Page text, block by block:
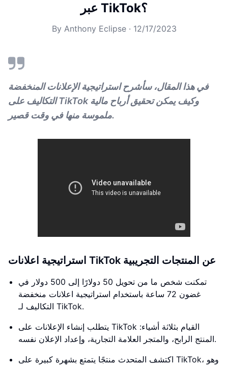
عبر TikTok؟
By Anthony Eclipse· 12/17/2023
في هذا المقال، سأشرح استراتيجية الإعلانات المنخفضة
التكاليف على TikTok وكيف يمكن تحقيق أرباح مالية
ملموسة منها في وقت قصير.
استراتيجية اعلانات TikTok عن المنتجات التجريبية
تمكنت شخص ما من تحويل 50 دولارًا إلى 500 دولار في
غضون 72 ساعة باستخدام استراتيجية اعلانات منخفضة
التكاليف لـ TikTok.
يتطلب إنشاء الإعلانات على TikTok القيام بثلاثة أشياء:
المنتج الرابح، والمتجر العلامة التجارية، وإعداد الإعلان نفسه.
اكتشف المتحدث منتجًا يتمتع بشهرة كبيرة على TikTok، وهو